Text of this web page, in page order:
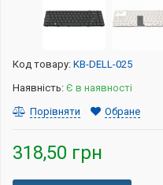
Код товару: KB-DELL-025
Наявність: Є в наявності
Порівняти
Обране
318,50 грн